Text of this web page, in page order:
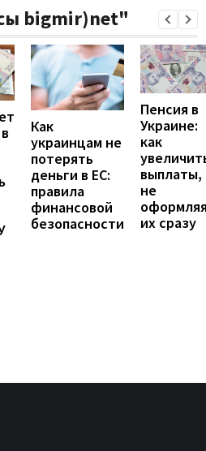
bigmir)net"
Как
украинцам не
потерять
деньги в ЕС:
правила
финансовой
безопасности
Пенсия в
Украине:
как
выплаты,
не
их сразу